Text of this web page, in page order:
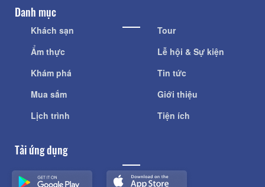
Danh mục
Khách sạn
Ẩm thực
Khám phá
Mua sắm
Lịch trình
Tour
Lễ hội & Sự kiện
Tin tức
Giới thiệu
Tiện ích
Tải ứng dụng